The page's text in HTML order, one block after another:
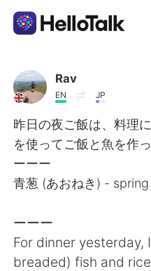
Dil Değişimi
AI Grammar Checker
Türkçe
繁體中文
Rav
EN JP
昨日の夜ご飯は、料理
を使ってご飯と魚を作っ
ーーー
青葱 (あおねき) -
ーーー
For dinner yesterday,
breaded) fish and